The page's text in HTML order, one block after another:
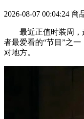
2026-08-07 00:04:24 商
最近正值时装周，
者最爱看的“节目”之
对地方。